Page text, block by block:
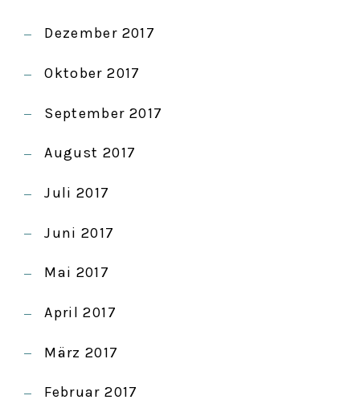
Dezember 2017
Oktober 2017
September 2017
August 2017
Juli 2017
Juni 2017
Mai 2017
April 2017
März 2017
Februar 2017